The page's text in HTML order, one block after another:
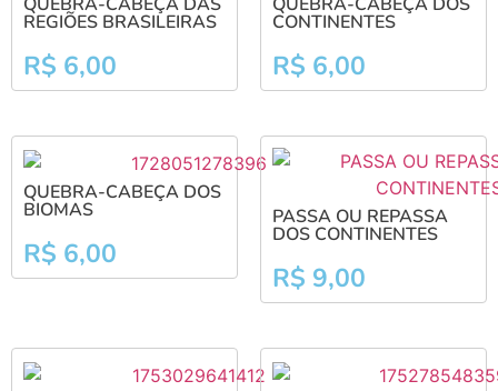
QUEBRA-CABEÇA DAS
REGIÕES BRASILEIRAS
R$ 6,00
QUEBRA-CABEÇA DOS
CONTINENTES
R$ 6,00
QUEBRA-CABEÇA DOS
BIOMAS
R$ 6,00
PASSA OU REPASSA
DOS CONTINENTES
R$ 9,00